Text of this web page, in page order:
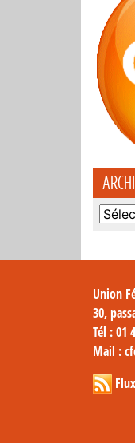
Union
30,
Tél : 01
Mail :